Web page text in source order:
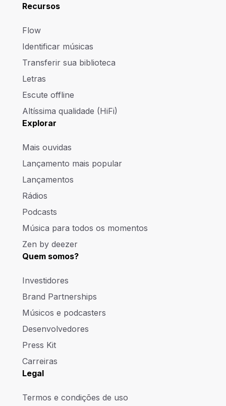
Recursos
Flow
Identificar músicas
Transferir sua biblioteca
Letras
Escute offline
Altíssima qualidade (HiFi)
Explorar
Mais ouvidas
Lançamento mais popular
Lançamentos
Rádios
Podcasts
Música para todos os momentos
Zen by deezer
Quem somos?
Investidores
Brand Partnerships
Músicos e podcasters
Desenvolvedores
Press Kit
Carreiras
Legal
Termos e condições de uso